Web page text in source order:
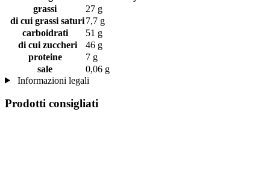
grassi
27 g
di cui grassi saturi7,7 g
carboidrati
51 g
di cui zuccheri
46 g
proteine
7 g
sale
0,06 g
Informazioni legali
Prodotti consigliati